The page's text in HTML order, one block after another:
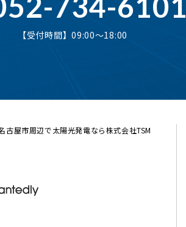
【受付時間】09:00〜18:00
屋市周辺で太陽光発電なら株式会社TSM